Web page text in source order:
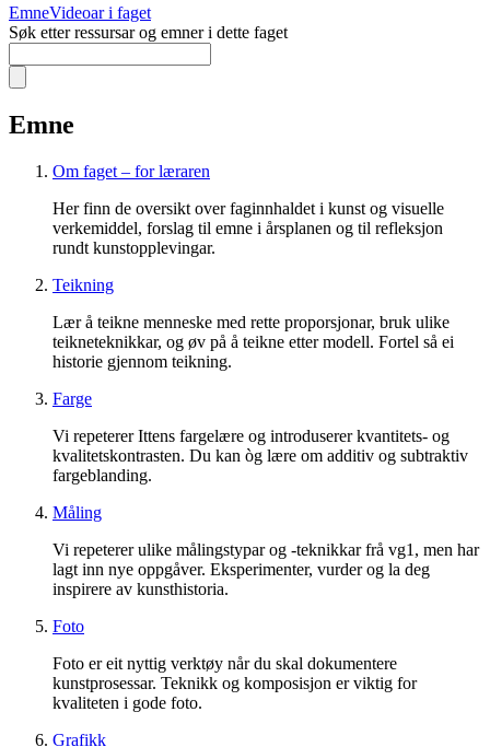
EmneVideoar i faget
Søk etter ressursar og emner i dette faget
Emne
Om faget – for læraren
Her finn de oversikt over faginnhaldet i kunst og visuelle
verkemiddel, forslag til emne i årsplanen og til refleksjon
rundt kunstopplevingar.
Teikning
Lær å teikne menneske med rette proporsjonar, bruk ulike
teikneteknikkar, og øv på å teikne etter modell. Fortel så ei
historie gjennom teikning.
Farge
Vi repeterer Ittens fargelære og introduserer kvantitets- og
kvalitetskontrasten. Du kan òg lære om additiv og subtraktiv
fargeblanding.
Måling
Vi repeterer ulike målingstypar og -teknikkar frå vg1, men har
lagt inn nye oppgåver. Eksperimenter, vurder og la deg
inspirere av kunsthistoria.
Foto
Foto er eit nyttig verktøy når du skal dokumentere
kunstprosessar. Teknikk og komposisjon er viktig for
kvaliteten i gode foto.
Grafikk